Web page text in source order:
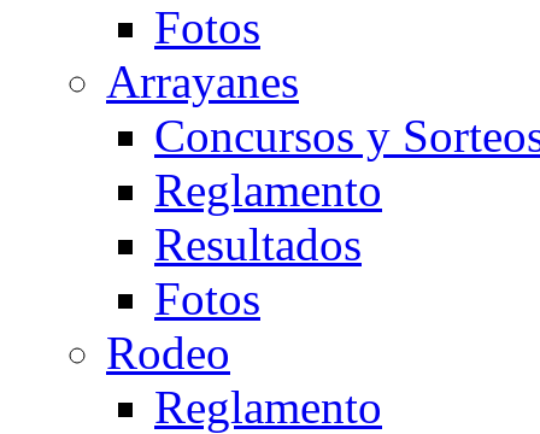
Fotos
Arrayanes
Concursos y
Reglamento
Resultados
Fotos
Rodeo
Reglamento